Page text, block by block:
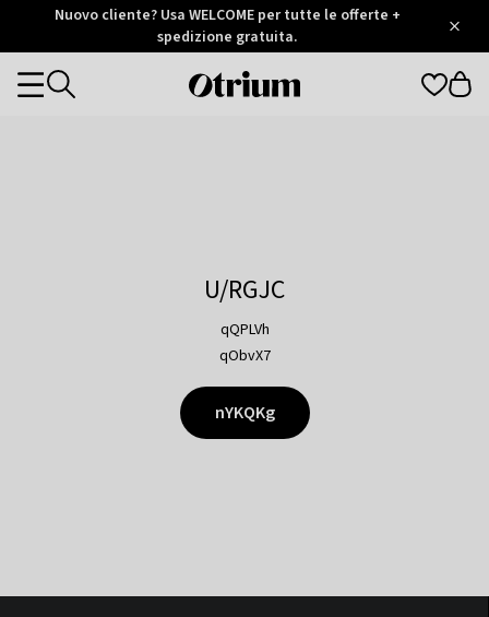
Otrium
Trustpilot
Nuovo cliente? Usa WELCOME per tutte le offerte +
spedizione gratuita.
Otrium
Categories
U/RGJC
qQPLVh
qObvX7
nYKQKg